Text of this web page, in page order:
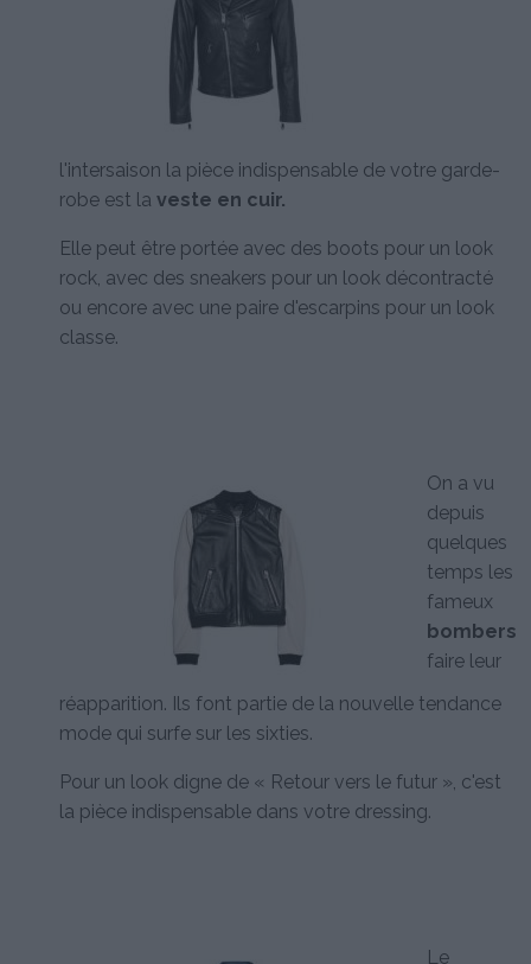
l'intersaison la pièce indispensable de votre garde-
robe est la veste en cuir.
Elle peut être portée avec des boots pour un look
rock, avec des sneakers pour un look décontracté
ou encore avec une paire d'escarpins pour un look
classe.
On a vu
depuis
quelques
temps les
fameux
bombers
faire leur
réapparition. Ils font partie de la nouvelle tendance
mode qui surfe sur les sixties.
Pour un look digne de « Retour vers le futur », c'est
la pièce indispensable dans votre dressing.
Le